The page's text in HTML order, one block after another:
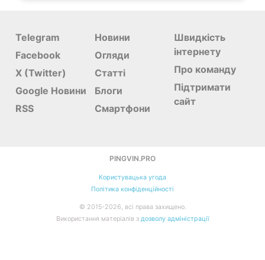
Telegram
Facebook
X (Twitter)
Google Новини
RSS
Новини
Огляди
Статті
Блоги
Смартфони
Швидкість
інтернету
Про команду
Підтримати
сайт
PINGVIN.PRO
Користувацька угода
Політика конфіденційності
© 2015-2026, всі права захищено.
Використання матеріалів з дозволу адміністрації